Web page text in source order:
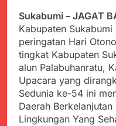
Sukabumi – JAGAT
Kabupaten
peringatan Hari
tingkat Kabupaten
alun Palabuhanratu,
Upacara yang
Sedunia ke-54 ini
Daerah
Lingkungan Yang